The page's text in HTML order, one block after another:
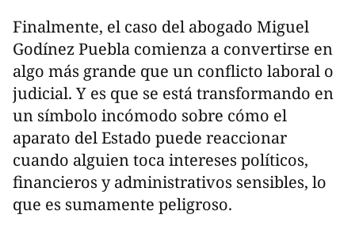
Finalmente, el caso del abogado Miguel
Godínez Puebla comienza a convertirse en
algo más grande que un conflicto laboral o
judicial. Y es que se está transformando en
un símbolo incómodo sobre cómo el
aparato del Estado puede reaccionar
cuando alguien toca intereses políticos,
financieros y administrativos sensibles, lo
que es sumamente peligroso.